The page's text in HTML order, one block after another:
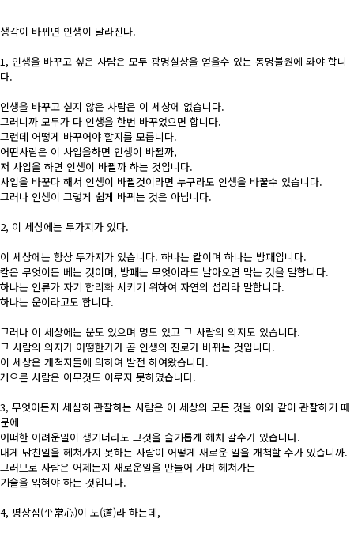
생각이 바뀌면 인생이 달라진다.
1, 인생을 바꾸고 싶은 사람은 모두 광명실상을 얻을수 있는 동명불원에 와야 합니
다.
인생을 바꾸고 싶지 않은 사람은 이 세상에 없습니다.
그러니까 모두가 다 인생을 한번 바꾸었으면 합니다.
그런데 어떻게 바꾸어야 할지를 모릅니다.
어떤사람은 이 사업을하면 인생이 바뀔까,
저 사업을 하면 인생이 바뀔까 하는 것입니다.
사업을 바꾼다 해서 인생이 바뀔것이라면 누구라도 인생을 바꿀수 있습니다.
그러나 인생이 그렇게 쉽게 바뀌는 것은 아닙니다.
2, 이 세상에는 두가지가 있다.
이 세상에는 항상 두가지가 있습니다. 하나는 칼이며 하나는 방패입니다.
칼은 무엇이든 베는 것이며, 방패는 무엇이라도 날아오면 막는 것을 말합니다.
하나는 인류가 자기 합리화 시키기 위하여 자연의 섭리라 말합니다.
하나는 운이라고도 합니다.
그러나 이 세상에는 운도 있으며 명도 있고 그 사람의 의지도 있습니다.
그 사람의 의지가 어떻한가가 곧 인생의 진로가 바뀌는 것입니다.
이 세상은 개척자들에 의하여 발전 하여왔습니다.
게으른 사람은 아무것도 이루지 못하였습니다.
3, 무엇이든지 세심히 관찰하는 사람은 이 세상의 모든 것을 이와 같이 관찰하기 때
문에
어떠한 어려운일이 생기더라도 그것을 슬기롭게 헤처 갈수가 있습니다.
내게 닦친일을 헤쳐가지 못하는 사람이 어떻게 새로운 일을 개척할 수가 있습니까.
그러므로 사람은 어제든지 새로운일을 만들어 가며 헤쳐가는
기술을 읶혀야 하는 것입니다.
4, 평상심(平常心)이 도(道)라 하는데,